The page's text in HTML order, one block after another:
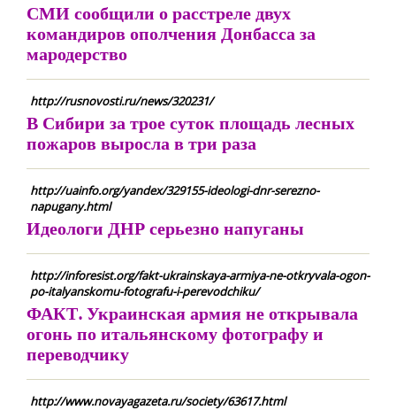
СМИ сообщили о расстреле двух
командиров ополчения Донбасса за
мародерство
http://rusnovosti.ru/news/320231/
В Сибири за трое суток площадь лесных
пожаров выросла в три раза
http://uainfo.org/yandex/329155-ideologi-dnr-serezno-
napugany.html
Идеологи ДНР серьезно напуганы
http://inforesist.org/fakt-ukrainskaya-armiya-ne-otkryvala-ogon-
po-italyanskomu-fotografu-i-perevodchiku/
ФАКТ. Украинская армия не открывала
огонь по итальянскому фотографу и
переводчику
http://www.novayagazeta.ru/society/63617.html